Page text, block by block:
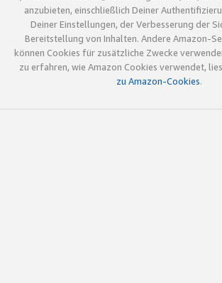
anzubieten, einschließlich Deiner
Deiner Einstellungen, der Verbesserung der
Bereitstellung von Inhalten. Andere Amazon-
können Cookies für zusätzliche Zwecke
zu erfahren, wie Amazon Cookies verwendet,
zu Amazon-Cookies.